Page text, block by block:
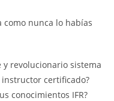
como nunca lo habías
revolucionario sistema
certificado?
conocimientos IFR?